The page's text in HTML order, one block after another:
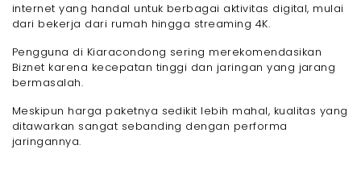
internet yang handal untuk berbagai aktivitas digital, mulai
dari bekerja dari rumah hingga streaming 4K.
Pengguna di Kiaracondong sering merekomendasikan
Biznet karena kecepatan tinggi dan jaringan yang jarang
bermasalah.
Meskipun harga paketnya sedikit lebih mahal, kualitas yang
ditawarkan sangat sebanding dengan performa
jaringannya.